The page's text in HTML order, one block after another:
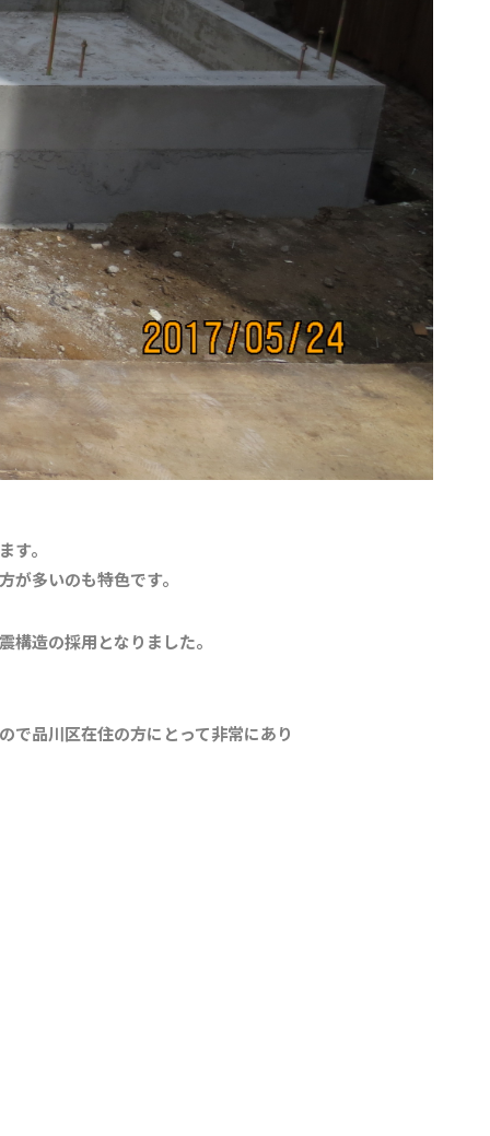
す。
多いのも特色です。
構造の採用となりました。
で品川区在住の方にとって非常にあり